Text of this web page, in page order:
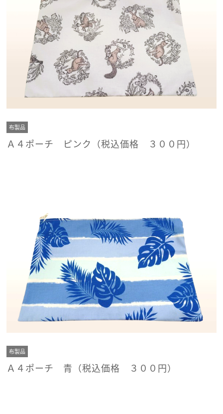
布製品
Ａ４ポーチ ピンク（税込価格 ３００円）
布製品
Ａ４ポーチ 青（税込価格 ３００円）